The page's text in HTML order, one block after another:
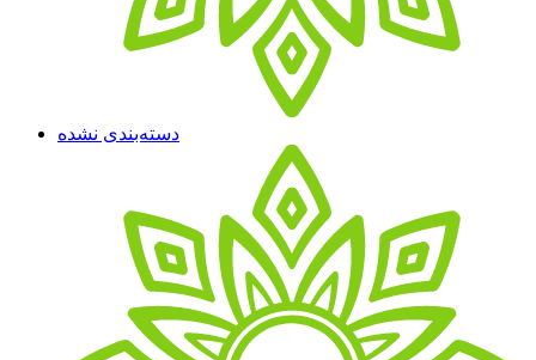
دسته‌بندی نشده